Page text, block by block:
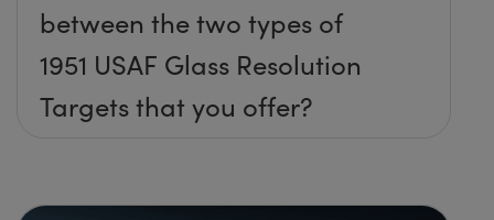
between the two types of
1951 USAF Glass Resolution
Targets that you offer?